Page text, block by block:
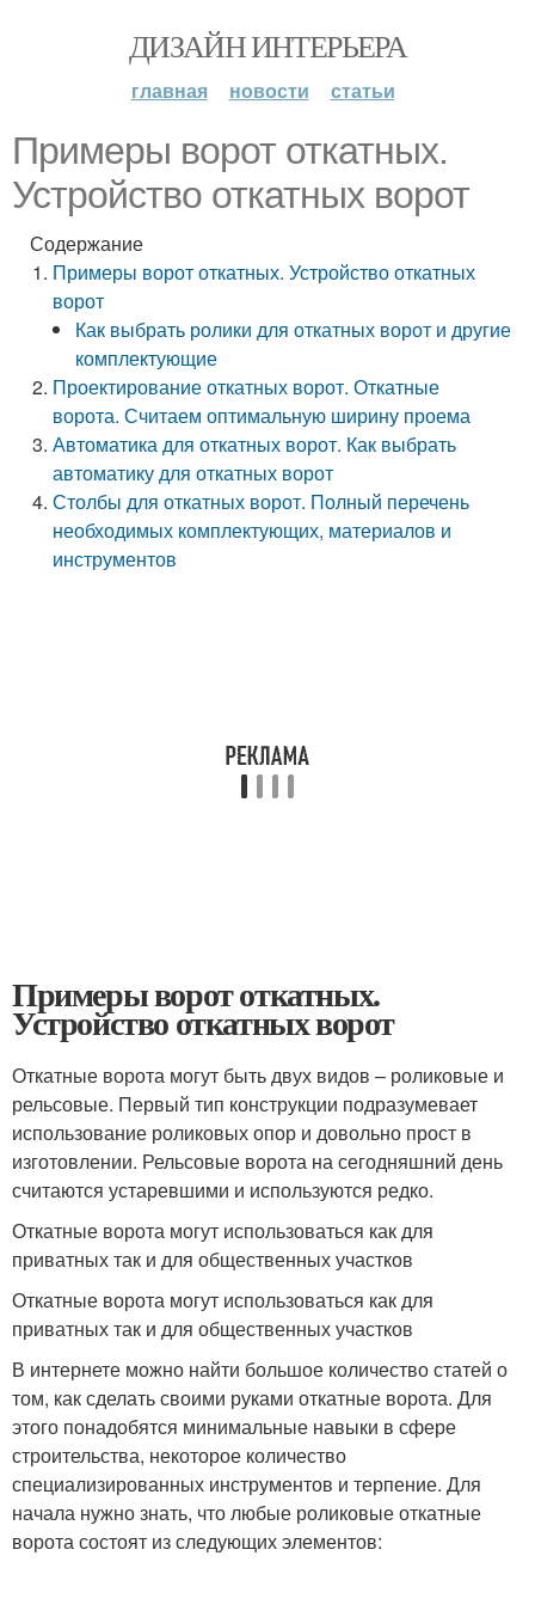
ДИЗАЙН ИНТЕРЬЕРА
главная новости статьи
Примеры ворот откатных.
Устройство откатных ворот
Содержание
Примеры ворот откатных. Устройство откатных
ворот
Как выбрать ролики для откатных ворот и другие
комплектующие
Проектирование откатных ворот. Откатные
ворота. Считаем оптимальную ширину проема
Автоматика для откатных ворот. Как выбрать
автоматику для откатных ворот
Столбы для откатных ворот. Полный перечень
необходимых комплектующих, материалов и
инструментов
Примеры ворот откатных.
Устройство откатных ворот
Откатные ворота могут быть двух видов – роликовые и
рельсовые. Первый тип конструкции подразумевает
использование роликовых опор и довольно прост в
изготовлении. Рельсовые ворота на сегодняшний день
считаются устаревшими и используются редко.
Откатные ворота могут использоваться как для
приватных так и для общественных участков
Откатные ворота могут использоваться как для
приватных так и для общественных участков
В интернете можно найти большое количество статей о
том, как сделать своими руками откатные ворота. Для
этого понадобятся минимальные навыки в сфере
строительства, некоторое количество
специализированных инструментов и терпение. Для
начала нужно знать, что любые роликовые откатные
ворота состоят из следующих элементов: